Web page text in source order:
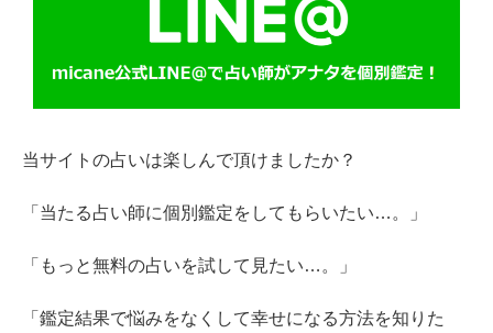
当サイトの占いは楽しんで頂けましたか？
「当たる占い師に個別鑑定をしてもらいたい…。」
「もっと無料の占いを試して見たい…。」
「鑑定結果で悩みをなくして幸せになる方法を知りた